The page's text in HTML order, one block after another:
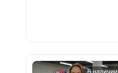
В наличии